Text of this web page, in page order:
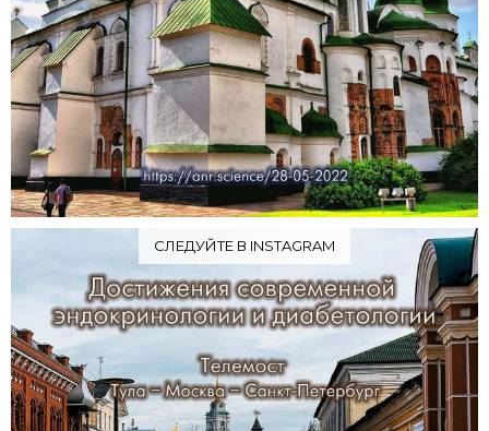
СЛЕДУЙТЕ В INSTAGRAM